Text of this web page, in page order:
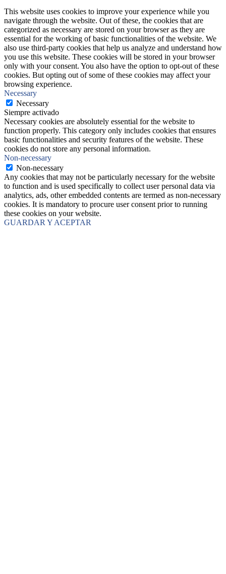
This website uses cookies to improve your experience while you
navigate through the website. Out of these, the cookies that are
categorized as necessary are stored on your browser as they are
essential for the working of basic functionalities of the website. We
also use third-party cookies that help us analyze and understand how
you use this website. These cookies will be stored in your browser
only with your consent. You also have the option to opt-out of these
cookies. But opting out of some of these cookies may affect your
browsing experience.
Necessary
Necessary
Siempre activado
Necessary cookies are absolutely essential for the website to
function properly. This category only includes cookies that ensures
basic functionalities and security features of the website. These
cookies do not store any personal information.
Non-necessary
Non-necessary
Any cookies that may not be particularly necessary for the website
to function and is used specifically to collect user personal data via
analytics, ads, other embedded contents are termed as non-necessary
cookies. It is mandatory to procure user consent prior to running
these cookies on your website.
GUARDAR Y ACEPTAR